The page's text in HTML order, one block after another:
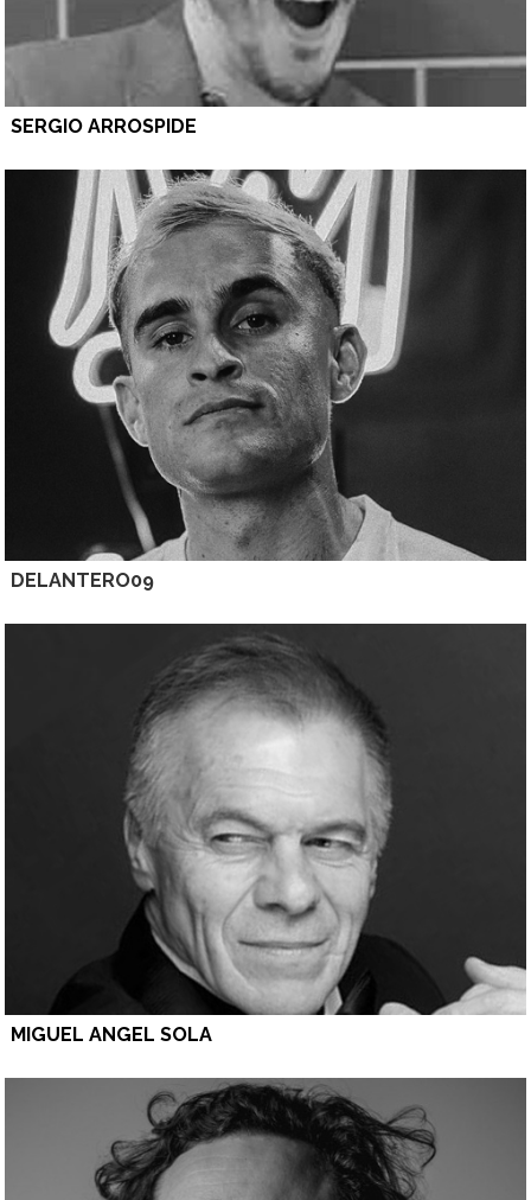
SERGIO ARROSPIDE
DELANTERO09
MIGUEL ANGEL SOLA